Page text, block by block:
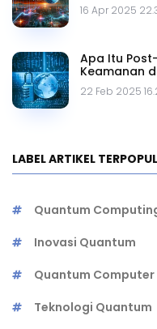
16 Apr 2025
Apa Itu
Keamanan
22 Feb 2025
LABEL ARTIKEL
Quantum
Inovasi Quantum
Quantum Computer
Teknologi Quantum